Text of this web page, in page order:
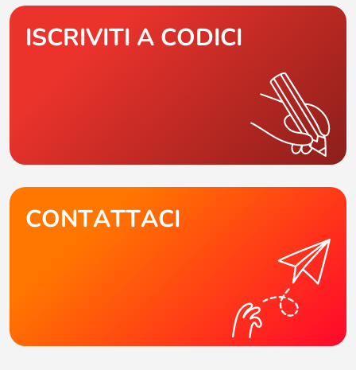
ISCRIVITI A CODICI
CONTATTACI